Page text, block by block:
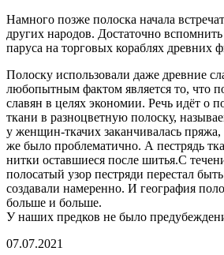
Намного позже полоска начала
других народов. Достаточно
паруса на торговых кораблях древних
Полоску использовали даже древние
любопытным фактом является то, что
славян в целях экономии. Речь идёт о
ткани в разноцветную полоску,
у женщин-ткачих заканчивалась
же было проблематично. А пестрядь
нитки оставшиеся после шитья.С
полосатый узор пестряди перестал
создавали намеренно. И география
больше и больше.
У наших предков не было
07.07.2021